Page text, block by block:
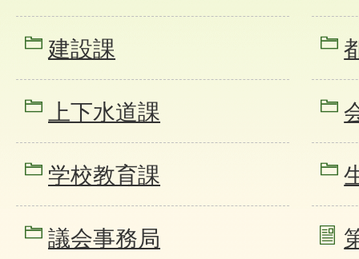
建設課
上下水道課
学校教育課
議会事務局